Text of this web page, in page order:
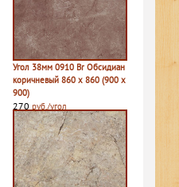
Угол 38мм 0910 Br Обсидиан
коричневый 860 х 860 (900 х
900)
270 руб./угол